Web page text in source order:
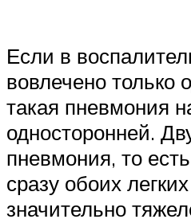
Если в
вовлечено только
такая пневмония
односторонней.
пневмония, то
сразу обоих
значительно